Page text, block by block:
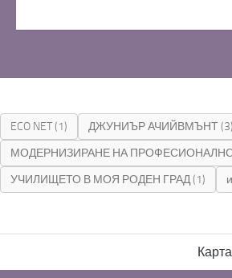
ECO NET(1) ДЖУНИЪР АЧИЙВМЪНТ(3)
МОДЕРНИЗИРАНЕ НА
УЧИЛИЩЕТО В МОЯ РОДЕН ГРАД(1)